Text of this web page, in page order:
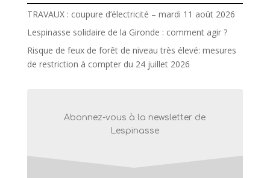
TRAVAUX : coupure d’électricité – mardi 11 août 2026
Lespinasse solidaire de la Gironde : comment agir ?
Risque de feux de forêt de niveau très élevé: mesures
de restriction à compter du 24 juillet 2026
Abonnez-vous à la newsletter de
Lespinasse